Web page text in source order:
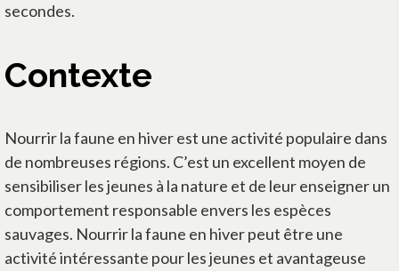
secondes.
Contexte
Nourrir la faune en hiver est une activité populaire dans
de nombreuses régions. C’est un excellent moyen de
sensibiliser les jeunes à la nature et de leur enseigner un
comportement responsable envers les espèces
sauvages. Nourrir la faune en hiver peut être une
activité intéressante pour les jeunes et avantageuse